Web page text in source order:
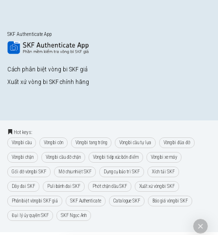
SKF Authenticate App
Cách phân biệt vòng bi SKF giả
Xuất xứ vòng bi SKF chính hãng
Hot keys:
Vòng bi cầu Vòng bi côn Vòng bi tang trống Vòng bi cầu tự lựa Vòng bi đũa đỡ
Vòng bi chặn Vòng bi cầu đỡ chặn Vòng bi tiếp xúc bốn điểm Vòng bi xe máy
Gối đỡ vòng bi SKF Mỡ chịu nhiệt SKF Dụng cụ bảo trì SKF Xích tải SKF
Dây đai SKF Puli bánh đai SKF Phớt chặn dầu SKF Xuất xứ vòng bi SKF
Phân biệt vòng bi SKF giả SKF Authenticate Catalogue SKF Báo giá vòng bi SKF
Đại lý ủy quyền SKF SKF Ngọc Anh